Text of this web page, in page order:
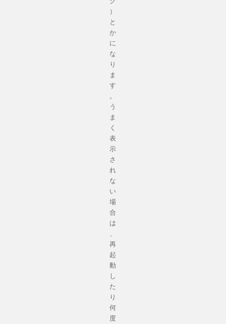
）
と
か
に
な
り
ま
す
。
う
ま
く
表
示
さ
れ
な
い
場
合
は
再
起
動
し
た
り
何
度